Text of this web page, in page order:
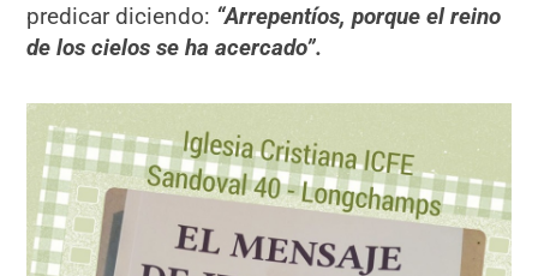
predicar diciendo: “Arrepentíos, porque el reino
de los cielos se ha acercado”.